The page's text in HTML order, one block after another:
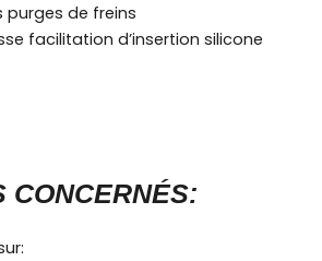
de freins
facilitation d’insertion silicone
CONCERNÉS: